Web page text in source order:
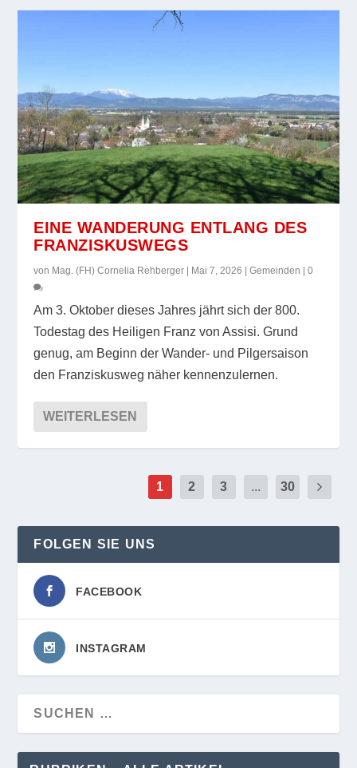
EINE WANDERUNG ENTLANG DES
FRANZISKUSWEGS
von Mag. (FH) Cornelia Rehberger | Mai 7, 2026 |Gemeinden |0
Am 3. Oktober dieses Jahres jährt sich der 800.
Todestag des Heiligen Franz von Assisi. Grund
genug, am Beginn der Wander- und Pilgersaison
den Franziskusweg näher kennenzulernen.
WEITERLESEN
1 2 3 ... 30
FOLGEN SIE UNS
FACEBOOK
INSTAGRAM